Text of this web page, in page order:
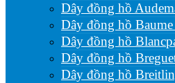
Dây đồng hồ
Dây đồng hồ Baume
Dây đồng hồ
Dây đồng hồ
Dây đồng hồ